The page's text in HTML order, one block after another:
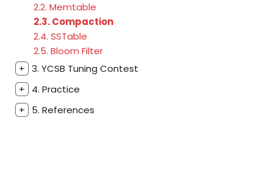
2.2. Memtable
2.3. Compaction
2.4. SSTable
2.5. Bloom Filter
+ 3. YCSB Tuning Contest
+
4. Practice
+
5. References